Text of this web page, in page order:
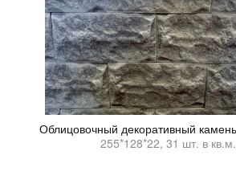
Облицовочный декоративный
255*128*22, 31 шт. в кв.м.